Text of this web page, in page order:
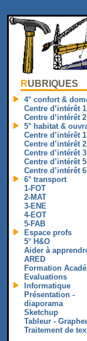
RUBRIQUES
4° confort &
Centre d’intérêt 1
Centre d’intérêt 2
5° habitat &
Centre d’intérêt 1
Centre d’intérêt 2
Centre d’intérêt 3
Centre d’intérêt 5
Centre d’intérêt 6
6° transport
1-FOT
2-MAT
3-ENE
4-EOT
5-FAB
Espace profs
5° H&O
Aider à
ARED
Formation
Evaluations
Informatique
Présentation -
diaporama
Sketchup
Tableur -
Traitement de